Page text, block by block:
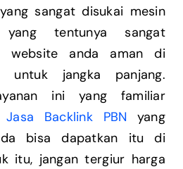
sangat disukai mesin
tentunya sangat
website anda aman di
untuk jangka panjang.
ini yang familiar
Jasa Backlink PBN yang
bisa dapatkan itu di
itu, jangan tergiur harga